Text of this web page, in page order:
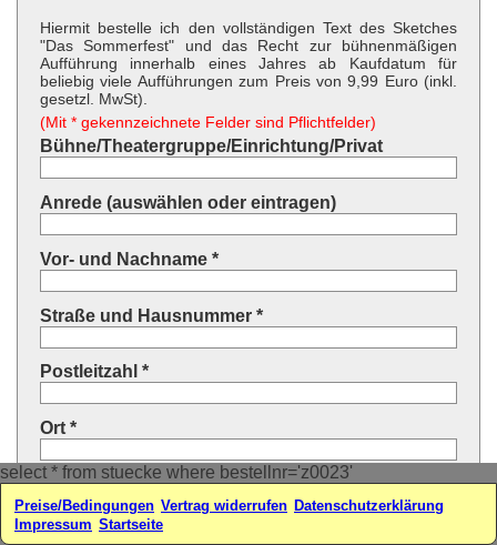
select * from stuecke where bestellnr='z0023'
Hiermit bestelle ich den vollständigen Text des Sketches
"Das Sommerfest" und das Recht zur bühnenmäßigen
Aufführung innerhalb eines Jahres ab Kaufdatum für
beliebig viele Aufführungen zum Preis von 9,99 Euro (inkl.
gesetzl. MwSt).
(Mit * gekennzeichnete Felder sind Pflichtfelder)
Bühne/Theatergruppe/Einrichtung/Privat
Anrede (auswählen oder eintragen)
Vor- und Nachname *
Straße und Hausnummer *
Postleitzahl *
Ort *
Land * (auswählen oder eintragen)
Ihre E-Mail-Adresse*
Preise/Bedingungen Vertrag widerrufen Datenschutzerklärung
Impressum Startseite